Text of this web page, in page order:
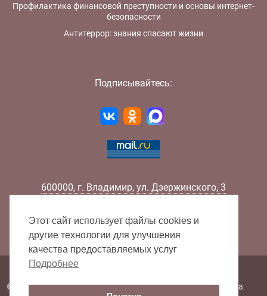
Профилактика финансовой преступности и основы интернет-
безопасности
Антитеррор: знания спасают жизни
Подписывайтесь:
600000, г. Владимир, ул. Дзержинского, 3
Факс:
+7 (4922) 32-52-88
E-mail:
info@lib33.ru
© 2000 - 2026 Владимирская областная научная библиотека.
Этот сайт использует файлы cookies и
другие технологии для улучшения
качества предоставляемых услуг
Подробнее